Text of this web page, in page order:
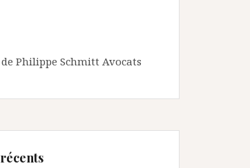
Philippe Schmitt Avocats